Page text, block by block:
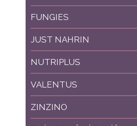
FUNGIES
JUST NAHRIN
NUTRIPLUS
VALENTUS
ZINZINO